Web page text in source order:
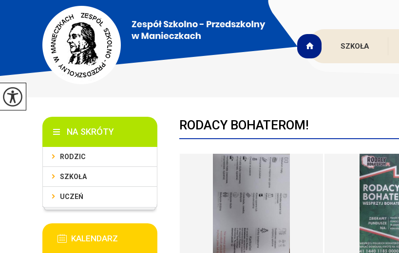
SZKOŁA
RODACY BOHATEROM!
NA SKRÓTY
RODZIC
SZKOŁA
UCZEŃ
KALENDARZ